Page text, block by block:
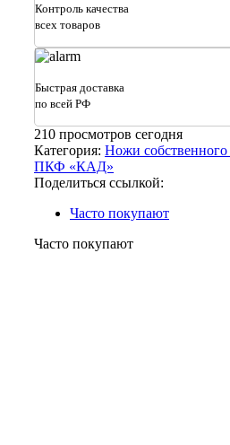
стор
(1220х200х12)
(4х2
кругл)
500HB
КДМ
Контроль качества
всех товаров
Быстрая доставка
по всей РФ
210 просмотров сегодня
Категория: Ножи собственного
ПКФ «КАД»
Поделиться ссылкой:
Часто покупают
Часто покупают